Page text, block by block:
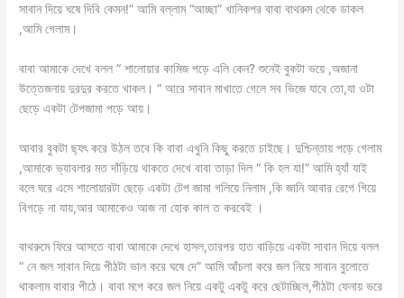
সাবান দিয়ে ঘষে দিবি কেমন!” আমি বল্লাম “আচ্ছা” খানিকপর বাবা বাথরুম থেকে ডাকল
,আমি গেলাম।
বাবা আমাকে দেখে বলল “ শালোয়ার কামিজ পড়ে এলি কেন? শুনেই বুকটা ভয়ে ,অজানা
উত্তেজনায় দুরদুর করতে থাকল। “ আরে সাবান মাখাতে গেলে সব ভিজে যাবে তো,যা ওটা
ছেড়ে একটা টেপজামা পড়ে আয়।
আবার বুকটা ছ্যৎ করে উঠল তবে কি বাবা এখুনি কিছু করতে চাইছে। দুশ্চিন্তায় পড়ে গেলাম
,আমাকে ভ্যাবলার মত দাঁড়িয়ে থাকতে দেখে বাবা তাড়া দিল “ কি হল যা!” আমি হ্যাঁ যাই
বলে ঘরে এসে শালোয়ারটা ছেড়ে একটা টেপ জামা গলিয়ে নিলাম ,কি জানি আবার রেগে গিয়ে
বিগড়ে না যায়,আর আমাকেও আজ না হোক কাল ত করবেই ।
বাথরুমে ফিরে আসতে বাবা আমাকে দেখে হাসল,তারপর হাত বাড়িয়ে একটা সাবান দিয়ে বলল
“ নে জল সাবান দিয়ে পীঠটা ভাল করে ঘষে দে” আমি আঁচলা করে জল নিয়ে সাবান বুলোতে
থাকলাম বাবার পীঠে। বাবা মগে করে জল নিয়ে একটু একটু করে ছেটাচ্ছিল,পীঠটা ফেনায় ভরে